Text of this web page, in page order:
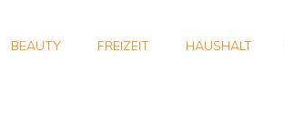
BEAUTY FREIZEIT HAUSHALT